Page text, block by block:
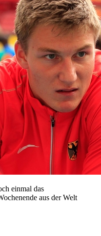
einmal das
aus der Welt